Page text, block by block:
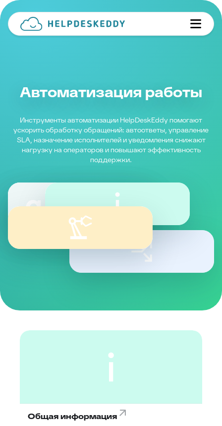
Автоматизация работы
Инструменты автоматизации HelpDeskEddy помогают
ускорить обработку обращений: автоответы, управление
SLA, назначение исполнителей и уведомления снижают
нагрузку на операторов и повышают эффективность
поддержки.
Общая информация